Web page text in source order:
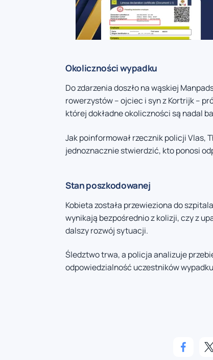
Okoliczności wypadku
Do zdarzenia doszło na wąskiej
rowerzystów – ojciec i syn z Kortrijk –
której dokładne okoliczności są nadal
Jak poinformował rzecznik policji Vlas,
jednoznacznie stwierdzić, kto ponosi
Stan poszkodowanej
Kobieta została przewieziona do
wynikają bezpośrednio z kolizji, czy z
dalszy rozwój sytuacji.
Śledztwo trwa, a policja analizuje
odpowiedzialność uczestników